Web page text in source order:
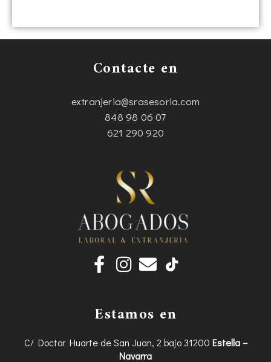
Contacte en
extranjeria@srasesoria.com
848 98 06 07
621 290 920
F
a
e
o
I
n
t
g
E
n
e
o
Estamos en
C/ Doctor Huarte de San Juan, 2 bajo 31200 Estella –
Navarra